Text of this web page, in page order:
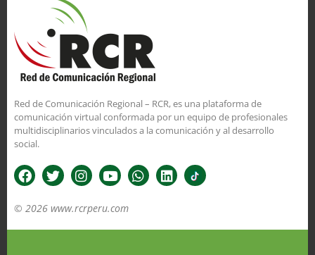
Red de Comunicación Regional – RCR, es una plataforma de
comunicación virtual conformada por un equipo de profesionales
multidisciplinarios vinculados a la comunicación y al desarrollo
social.
© 2026 www.rcrperu.com